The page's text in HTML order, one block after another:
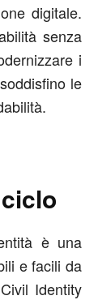
digitale.
senza
i
le
è una
e facili da
Identity